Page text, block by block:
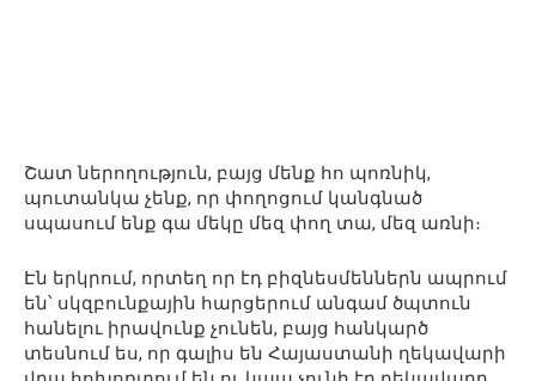
Շատ ներողություն, բայց մենք հո պոռնիկ,
պուտանկա չենք, որ փողոցում կանգնած
սպասում ենք գա մեկը մեզ փող տա, մեզ առնի։
Էն երկրում, որտեղ որ էդ բիզնեսմեններն ապրում
են՝ սկզբունքային հարցերում անգամ ծպտուն
հանելու իրավունք չունեն, բայց հանկարծ
տեսնում ես, որ գալիս են Հայաստանի ղեկավարի